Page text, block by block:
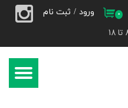
۰ ورود / ثبت نام